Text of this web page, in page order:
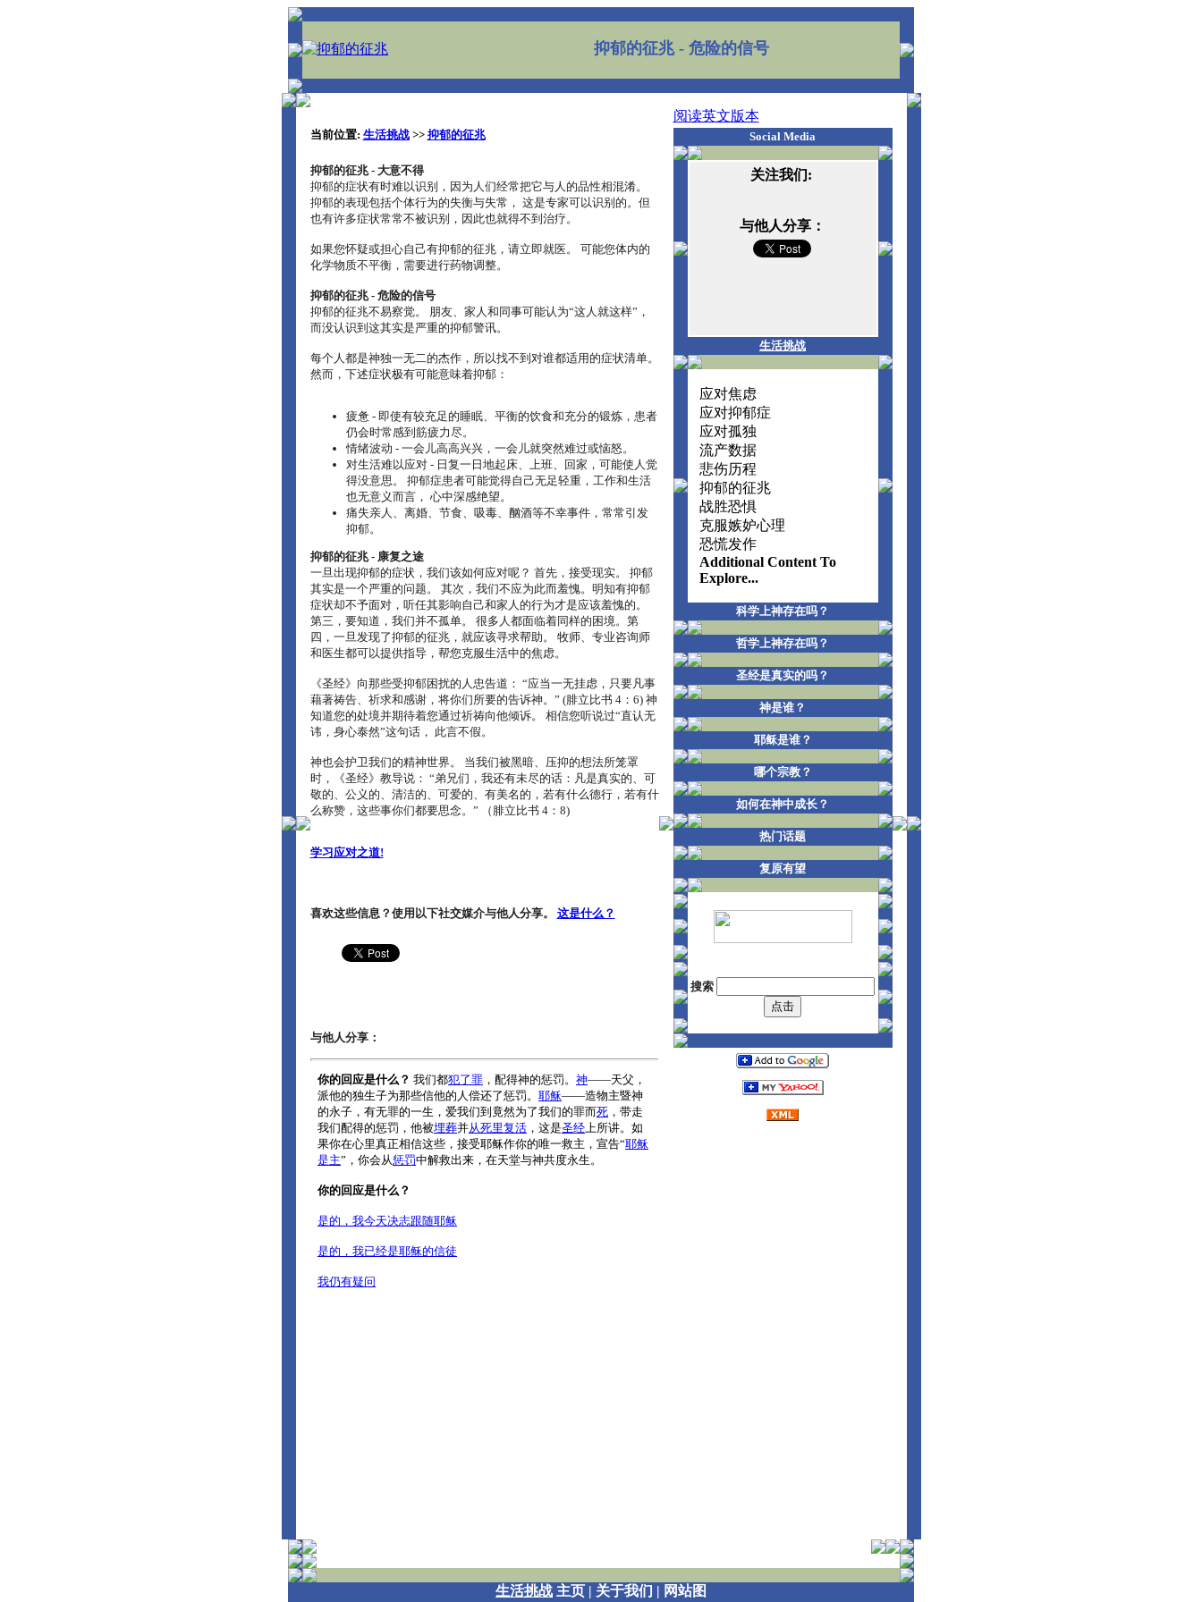
抑郁的征兆- 危险的信号
当前位置: 生活挑战>> 抑郁的征兆
抑郁的征兆 - 大意不得
抑郁的症状有时难以识别，因为人们经常把它与人的品性相混淆。
抑郁的表现包括个体行为的失衡与失常， 这是专家可以识别的。但
也有许多症状常常不被识别，因此也就得不到治疗。
如果您怀疑或担心自己有抑郁的征兆，请立即就医。 可能您体内的
化学物质不平衡，需要进行药物调整。
抑郁的征兆 - 危险的信号
抑郁的征兆不易察觉。 朋友、家人和同事可能认为“这人就这样”，
而没认识到这其实是严重的抑郁警讯。
每个人都是神独一无二的杰作，所以找不到对谁都适用的症状清单。
然而，下述症状极有可能意味着抑郁：
疲惫 - 即使有较充足的睡眠、平衡的饮食和充分的锻炼，患者
仍会时常感到筋疲力尽。
情绪波动 - 一会儿高高兴兴，一会儿就突然难过或恼怒。
对生活难以应对 - 日复一日地起床、上班、回家，可能使人觉
得没意思。 抑郁症患者可能觉得自己无足轻重，工作和生活
也无意义而言， 心中深感绝望。
痛失亲人、离婚、节食、吸毒、酗酒等不幸事件，常常引发
抑郁。
抑郁的征兆 - 康复之途
一旦出现抑郁的症状，我们该如何应对呢？ 首先，接受现实。 抑郁
其实是一个严重的问题。 其次，我们不应为此而羞愧。明知有抑郁
症状却不予面对，听任其影响自己和家人的行为才是应该羞愧的。
第三，要知道，我们并不孤单。 很多人都面临着同样的困境。第
四，一旦发现了抑郁的征兆，就应该寻求帮助。 牧师、专业咨询师
和医生都可以提供指导，帮您克服生活中的焦虑。
《圣经》向那些受抑郁困扰的人忠告道： “应当一无挂虑，只要凡事
藉著祷告、祈求和感谢，将你们所要的告诉神。” (腓立比书 4：6) 神
知道您的处境并期待着您通过祈祷向他倾诉。 相信您听说过“直认无
讳，身心泰然”这句话， 此言不假。
神也会护卫我们的精神世界。 当我们被黑暗、压抑的想法所笼罩
时，《圣经》教导说： “弟兄们，我还有未尽的话：凡是真实的、可
敬的、公义的、清洁的、可爱的、有美名的，若有什么德行，若有什
么称赞，这些事你们都要思念。” （腓立比书 4：8)
学习应对之道!
喜欢这些信息？使用以下社交媒介与他人分享。 这是什么？
与他人分享：
阅读英文版本
Social Media
关注我们:
与他人分享：
生活挑战
应对焦虑
应对抑郁症
应对孤独
流产数据
悲伤历程
抑郁的征兆
战胜恐惧
克服嫉妒心理
恐慌发作
Additional Content To
Explore...
科学上神存在吗？
哲学上神存在吗？
圣经是真实的吗？
神是谁？
耶稣是谁？
哪个宗教？
如何在神中成长？
热门话题
复原有望
搜索
生活挑战 主页 | 关于我们 | 网站图